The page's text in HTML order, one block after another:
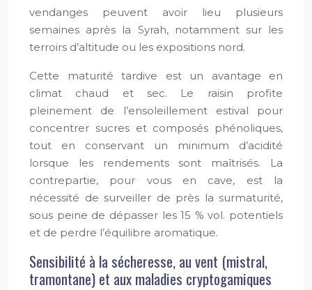
vendanges peuvent avoir lieu plusieurs
semaines après la Syrah, notamment sur les
terroirs d’altitude ou les expositions nord.
Cette maturité tardive est un avantage en
climat chaud et sec. Le raisin profite
pleinement de l’ensoleillement estival pour
concentrer sucres et composés phénoliques,
tout en conservant un minimum d’acidité
lorsque les rendements sont maîtrisés. La
contrepartie, pour vous en cave, est la
nécessité de surveiller de près la surmaturité,
sous peine de dépasser les 15 % vol. potentiels
et de perdre l’équilibre aromatique.
Sensibilité à la sécheresse, au vent (mistral,
tramontane) et aux maladies cryptogamiques